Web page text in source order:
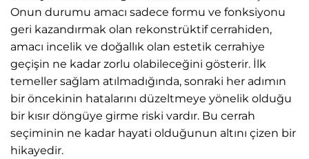
Onun durumu amacı sadece formu ve fonksiyonu
geri kazandırmak olan rekonstrüktif cerrahiden,
amacı incelik ve doğallık olan estetik cerrahiye
geçişin ne kadar zorlu olabileceğini gösterir. İlk
temeller sağlam atılmadığında, sonraki her adımın
bir öncekinin hatalarını düzeltmeye yönelik olduğu
bir kısır döngüye girme riski vardır. Bu cerrah
seçiminin ne kadar hayati olduğunun altını çizen bir
hikayedir.